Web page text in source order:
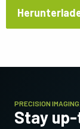
PRECISION
Stay